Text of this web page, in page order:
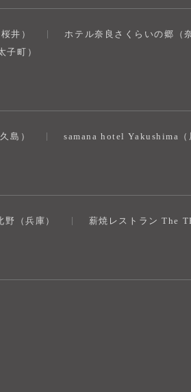
井） ホテル奈良さくらいの郷（
子町）
島） samana hotel Yakushima（
（兵庫） 薪焼レストラン The